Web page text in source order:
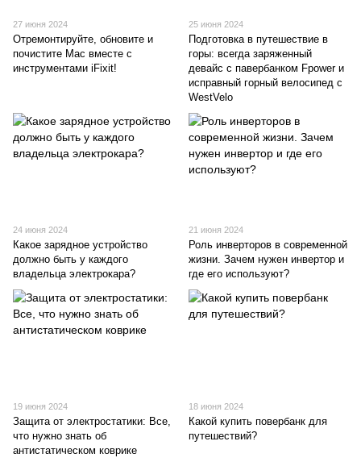
27 июня 2024
Отремонтируйте, обновите и
почистите Mac вместе с
инструментами iFixit!
25 июня 2024
Подготовка в путешествие в
горы: всегда заряженный
девайс с павербанком Fpower и
исправный горный велосипед с
WestVelo
24 июня 2024
Какое зарядное устройство
должно быть у каждого
владельца электрокара?
21 июня 2024
Роль инверторов в современной
жизни. Зачем нужен инвертор и
где его используют?
19 июня 2024
Защита от электростатики: Все,
что нужно знать об
антистатическом коврике
18 июня 2024
Какой купить повербанк для
путешествий?